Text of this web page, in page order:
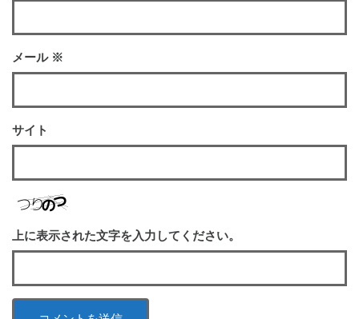
メール ※
サイト
上に表示された文字を入力してください。